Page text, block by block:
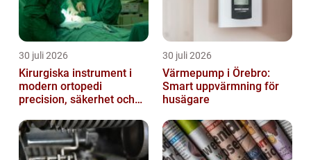
30 juli 2026
Kirurgiska instrument i
modern ortopedi
precision, säkerhet och
30 juli 2026
Värmepump i Örebro:
Smart uppvärmning för
husägare